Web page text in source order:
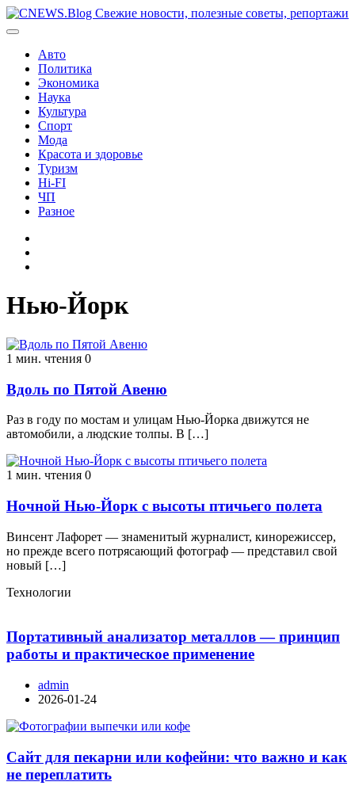
Перейти
к
Авто
Политика
Экономика
Наука
Культура
Спорт
Мода
Красота и здоровье
Туризм
Hi-FI
ЧП
Разное
Нью-Йорк
1 мин. чтения 0
Вдоль по Пятой Авеню
Раз в году по мостам и улицам Нью-Йорка движутся не
автомобили, а людские толпы. В […]
1 мин. чтения 0
Ночной Нью-Йорк с высоты птичьего полета
Винсент Лафорет — знаменитый журналист, кинорежиссер,
но прежде всего потрясающий фотограф — представил свой
новый […]
Технологии
Портативный анализатор металлов — принцип
работы и практическое применение
admin
2026-01-24
Сайт для пекарни или кофейни: что важно и как
не переплатить